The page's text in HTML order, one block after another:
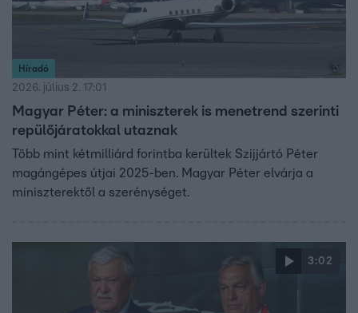
Híradó
2026. július 2. 17:01
Magyar Péter: a miniszterek is menetrend szerinti
repülőjáratokkal utaznak
Több mint kétmilliárd forintba kerültek Szijjártó Péter
magángépes útjai 2025-ben. Magyar Péter elvárja a
miniszterektől a szerénységet.
3:02